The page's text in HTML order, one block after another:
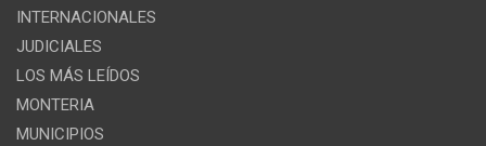
INTERNACIONALES
JUDICIALES
LOS MÁS LEÍDOS
MONTERIA
MUNICIPIOS